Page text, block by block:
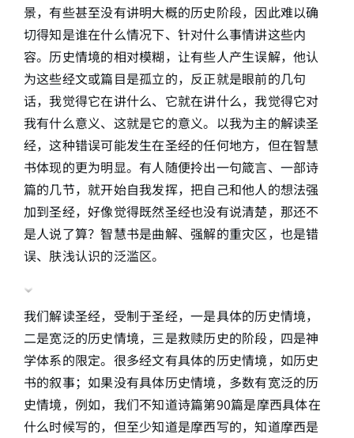
景，有些甚至没有讲明大概的历史阶段，因此难以确
切得知是谁在什么情况下、针对什么事情讲这些内
容。历史情境的相对模糊，让有些人产生误解，他认
为这些经文或篇目是孤立的，反正就是眼前的几句
话，我觉得它在讲什么、它就在讲什么，我觉得它对
我有什么意义、这就是它的意义。以我为主的解读圣
经，这种错误可能发生在圣经的任何地方，但在智慧
书体现的更为明显。有人随便拎出一句箴言、一部诗
篇的几节，就开始自我发挥，把自己和他人的想法强
加到圣经，好像觉得既然圣经也没有说清楚，那还不
是人说了算？智慧书是曲解、强解的重灾区，也是错
误、肤浅认识的泛滥区。
我们解读圣经，受制于圣经，一是具体的历史情境，
二是宽泛的历史情境，三是救赎历史的阶段，四是神
学体系的限定。很多经文有具体的历史情境，如历史
书的叙事；如果没有具体历史情境，多数有宽泛的历
史情境，例如，我们不知道诗篇第90篇是摩西具体在
什么时候写的，但至少知道是摩西写的，知道摩西是